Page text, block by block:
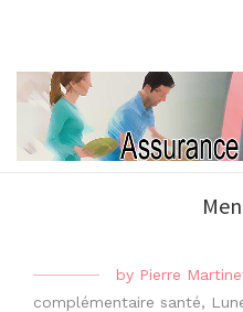
by Pierre
complémentaire santé,